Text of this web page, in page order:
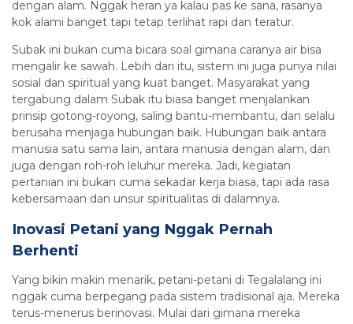
dengan alam. Nggak heran ya kalau pas ke sana, rasanya
kok alami banget tapi tetap terlihat rapi dan teratur.
Subak ini bukan cuma bicara soal gimana caranya air bisa
mengalir ke sawah. Lebih dari itu, sistem ini juga punya nilai
sosial dan spiritual yang kuat banget. Masyarakat yang
tergabung dalam Subak itu biasa banget menjalankan
prinsip gotong-royong, saling bantu-membantu, dan selalu
berusaha menjaga hubungan baik. Hubungan baik antara
manusia satu sama lain, antara manusia dengan alam, dan
juga dengan roh-roh leluhur mereka. Jadi, kegiatan
pertanian ini bukan cuma sekadar kerja biasa, tapi ada rasa
kebersamaan dan unsur spiritualitas di dalamnya.
Inovasi Petani yang Nggak Pernah
Berhenti
Yang bikin makin menarik, petani-petani di Tegalalang ini
nggak cuma berpegang pada sistem tradisional aja. Mereka
terus-menerus berinovasi. Mulai dari gimana mereka